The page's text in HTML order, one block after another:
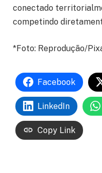
conectado
competindo
*Foto: Reprodução/
Facebook
LinkedIn
Copy Link